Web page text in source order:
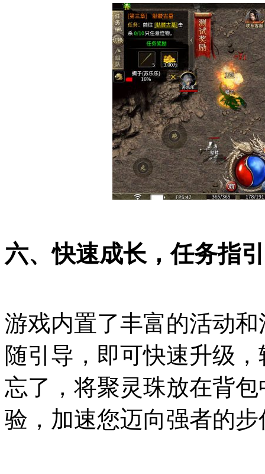
六、快速成长，任务指
游戏内置了丰富的活动
随引导，即可快速升级
忘了，将聚灵珠放在背
验，加速您迈向强者的步